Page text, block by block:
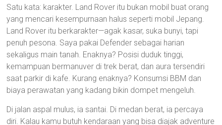
Satu kata: karakter. Land Rover itu bukan mobil buat orang
yang mencari kesempurnaan halus seperti mobil Jepang.
Land Rover itu berkarakter—agak kasar, suka bunyi, tapi
penuh pesona. Saya pakai Defender sebagai harian
sekaligus main tanah. Enaknya? Posisi duduk tinggi,
kemampuan bermanuver di trek berat, dan aura tersendiri
saat parkir di kafe. Kurang enaknya? Konsumsi BBM dan
biaya perawatan yang kadang bikin dompet mengeluh.
Di jalan aspal mulus, ia santai. Di medan berat, ia percaya
diri. Kalau kamu butuh kendaraan yang bisa diajak adventure